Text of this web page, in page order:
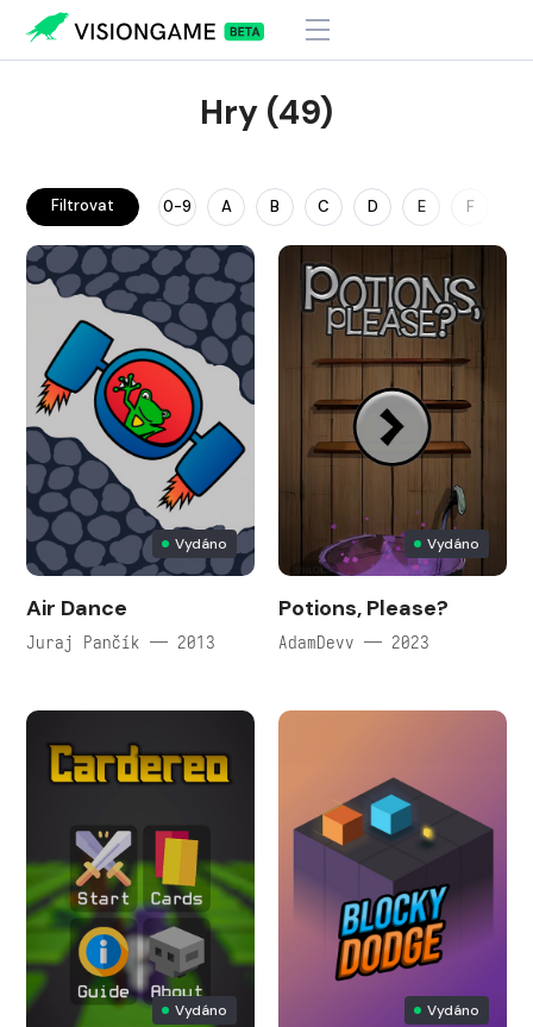
Hry (49)
Filtrovat 0-9 A B C D E F
Vydáno
Air Dance
Juraj Pančík — 2013
Vydáno
Potions, Please?
AdamDevv — 2023
Vydáno Vydáno